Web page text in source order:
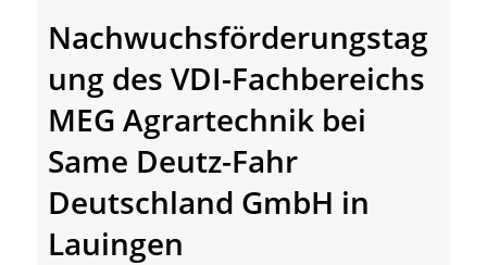
Nachwuchsförderungstag
ung des VDI-Fachbereichs
MEG Agrartechnik bei
Same Deutz-Fahr
Deutschland GmbH in
Lauingen